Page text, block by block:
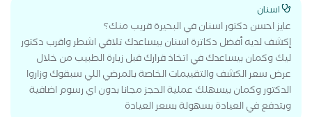
اسنان
عايز احسن دكتور اسنان في البحيرة قريب منك؟
إكشف لديه أفضل دكاترة اسنان بيساعدك تلاقي اشطر واقرب دكتور
ليك وكمان بيساعدك في اتخاذ قرارك قبل زيارة الطبيب من خلال
عرض سعر الكشف والتقييمات الخاصة بالمرضي اللي سبقوك وزاروا
الدكتور وكمان بيسهلك عملية الحجز مجانا بدون اي رسوم اضافية
وبتدفع في العيادة بسهولة بسعر العيادة